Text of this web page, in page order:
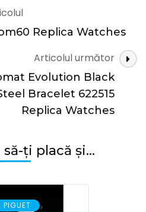
Replica
WatchesReplica Watches
Articolul următor
Evolution Black
Bracelet 622515
Replica Watches
ți placă și...
PIGUET ,